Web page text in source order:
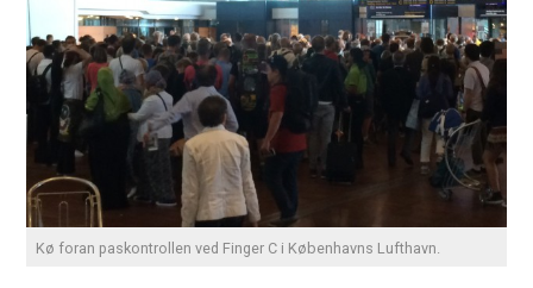
Kø foran paskontrollen ved Finger C i Københavns Lufthavn.